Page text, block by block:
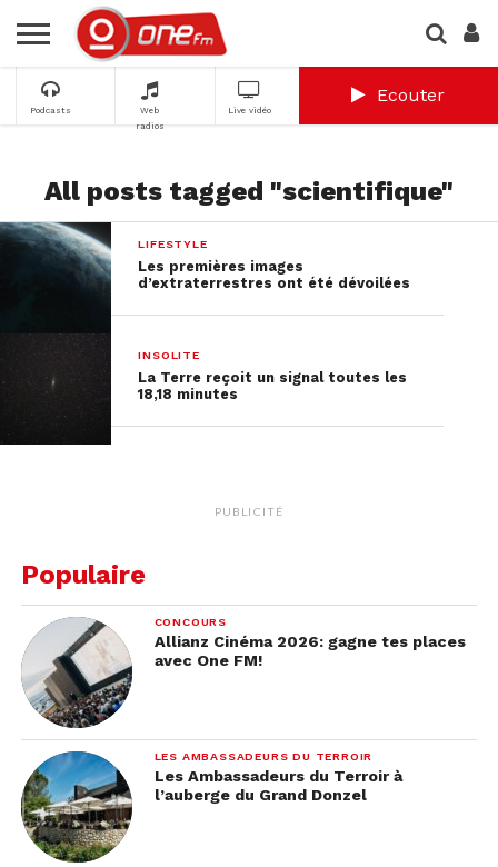
Podcasts
Web
radios
Live vidéo
Ecouter
All posts tagged "scientifique"
LIFESTYLE
Les premières images
d’extraterrestres ont été dévoilées
INSOLITE
La Terre reçoit un signal toutes les
18,18 minutes
PUBLICITÉ
Populaire
CONCOURS
Allianz Cinéma 2026: gagne tes places
avec One FM!
LES AMBASSADEURS DU TERROIR
Les Ambassadeurs du Terroir à
l’auberge du Grand Donzel